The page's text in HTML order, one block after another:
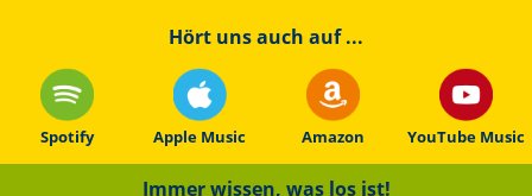
Hört uns auch auf ...
Spotify Apple Music Amazon YouTube Music
Immer wissen, was los ist!